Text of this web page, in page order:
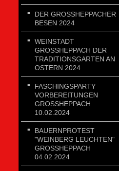
DER GROSSHEPPACHER B
ESEN 2024
WEINSTADT
GROSSHEPPACH DER T
RADITIONSGARTEN AN O
STERN 2024
FASCHINGSPARTY
VORBEREITUNGEN
GROSSHEPPACH 1
0.02.2024
BAUERNPROTEST
"WEINBERG LEUCHTEN"
GROSSHEPPACH 0
4.02.2024